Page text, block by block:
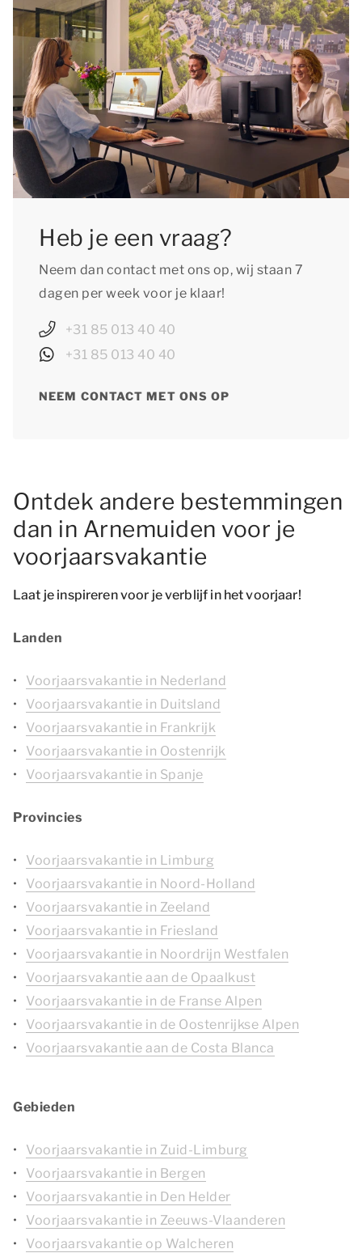
Arnemuiden!
aangegeven of huisdieren in die accommodatie
welkom zijn. Het is verplicht je huisdier bij te
boeken en te voldoen aan de huisdierentoeslag.
Heb je een vraag?
Neem dan contact met ons op, wij staan 7
dagen per week voor je klaar!
+31 85 013 40 40
+31 85 013 40 40
NEEM CONTACT MET ONS OP
Ontdek andere bestemmingen
dan in Arnemuiden voor je
voorjaarsvakantie
Laat je inspireren voor je verblijf in het voorjaar!
Landen
Voorjaarsvakantie in Nederland
Voorjaarsvakantie in Duitsland
Voorjaarsvakantie in Frankrijk
Voorjaarsvakantie in Oostenrijk
Voorjaarsvakantie in Spanje
Provincies
Voorjaarsvakantie in Limburg
Voorjaarsvakantie in Noord-Holland
Voorjaarsvakantie in Zeeland
Voorjaarsvakantie in Friesland
Voorjaarsvakantie in Noordrijn Westfalen
Voorjaarsvakantie aan de Opaalkust
Voorjaarsvakantie in de Franse Alpen
Voorjaarsvakantie in de Oostenrijkse Alpen
Voorjaarsvakantie aan de Costa Blanca
Gebieden
Voorjaarsvakantie in Zuid-Limburg
Voorjaarsvakantie in Bergen
Voorjaarsvakantie in Den Helder
Voorjaarsvakantie in Zeeuws-Vlaanderen
Voorjaarsvakantie op Walcheren